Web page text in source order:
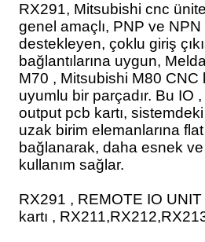
Yuvası
Kablo
Kablo
Membranı
PLG Encoder
RX291, Mitsubishi cnc
genel amaçlı, PNP ve NPN
destekleyen, çoklu giriş
bağlantılarına uygun,
M70 , Mitsubishi M80 CNC
uyumlu bir parçadır. Bu IO ,
output pcb kartı, sistemdeki
uzak birim elemanlarına
bağlanarak, daha esnek
kullanım sağlar.
RX291 , REMOTE IO UNIT
kartı ,